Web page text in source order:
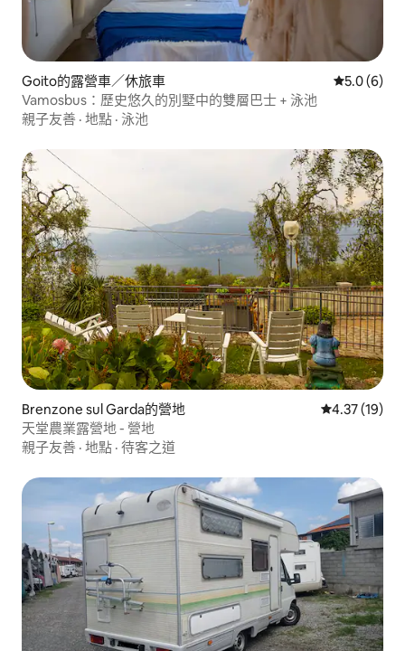
Goito的露營車／休旅車 從 6 則評
5.0 (6)
Vamosbus：歷史悠久的別墅中的雙層巴士 + 泳池
親子友善 · 地點 · 泳池
Brenzone sul Garda的營地 從 19 則評價
4.37 (19)
天堂農業露營地 - 營地
親子友善 · 地點 · 待客之道